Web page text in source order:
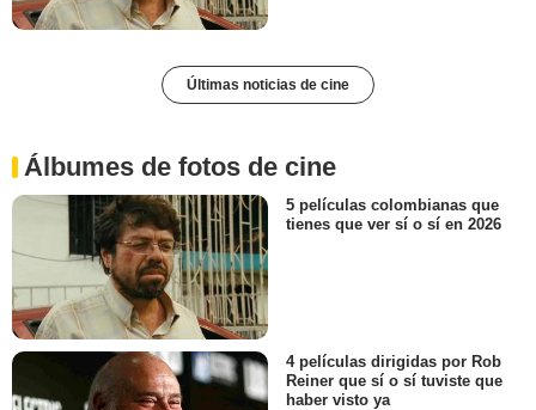
Últimas noticias de cine
Álbumes de fotos de cine
5 películas colombianas que
tienes que ver sí o sí en 2026
4 películas dirigidas por Rob
Reiner que sí o sí tuviste que
haber visto ya